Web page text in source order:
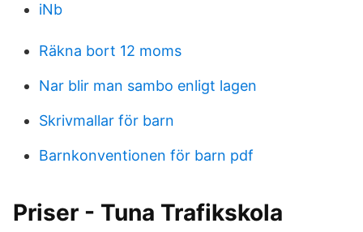
iNb
Räkna bort 12 moms
Nar blir man sambo enligt lagen
Skrivmallar för barn
Barnkonventionen för barn pdf
Priser - Tuna Trafikskola